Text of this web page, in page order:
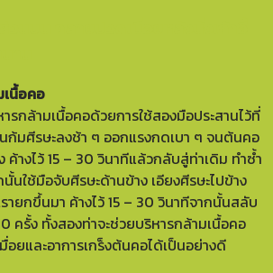
นื้อคอ
ารกล้ามเนื้อคอด้วยการใช้สองมือประสานไว้ที่
ก้มศีรษะลงช้า ๆ ออกแรงกดเบา ๆ จนต้นคอ
างไว้ 15 – 30 วินาทีแล้วกลับสู่ท่าเดิม ทำซ้ำ
นใช้มือจับศีรษะด้านข้าง เอียงศีรษะไปข้าง
ายกขึ้นมา ค้างไว้ 15 – 30 วินาทีจากนั้นสลับ
ครั้ง ทั้งสองท่าจะช่วยบริหารกล้ามเนื้อคอ
อยและอาการเกร็งต้นคอได้เป็นอย่างดี